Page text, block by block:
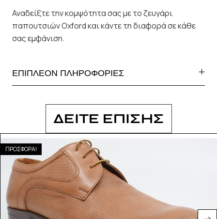
Αναδείξτε την κομψότητα σας με το ζευγάρι
παπουτσιών Oxford και κάντε τη διαφορά σε κάθε
σας εμφάνιση.
ΕΠΙΠΛΕΟΝ ΠΛΗΡΟΦΟΡΙΕΣ
ΔΕΙΤΕ ΕΠΙΣΗΣ
ΠΡΟΣΦΟΡΑ!